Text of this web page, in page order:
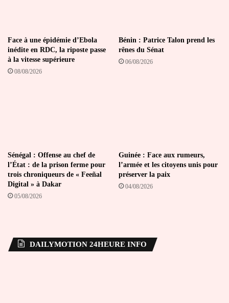
Face à une épidémie d’Ebola
inédite en RDC, la riposte passe
à la vitesse supérieure
08/08/2026
Bénin : Patrice Talon prend les
rênes du Sénat
06/08/2026
Sénégal : Offense au chef de
l’État : de la prison ferme pour
trois chroniqueurs de « Feeñal
Digital » à Dakar
05/08/2026
Guinée : Face aux rumeurs,
l’armée et les citoyens unis pour
préserver la paix
04/08/2026
DAILYMOTION 24HEURE INFO